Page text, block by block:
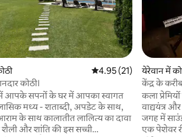
औसत रेटिंग 5 में से 4.95, 21
4.95 (21)
कोठी।
आपके सपनों के घर में आपका स्वागत
मध्य - शताब्दी, अपडेट के साथ,
के साथ कालातीत लालित्य का दावा
शैली और शांति की इस सच्ची
येरेवान में
केंद्र के करीब
कला
वाद्ययंत्र
जगह में
एक पेशेवर